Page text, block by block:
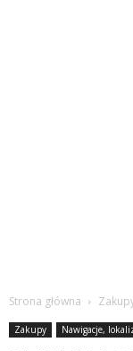
Strona główna
Zakupy Nawigacje,